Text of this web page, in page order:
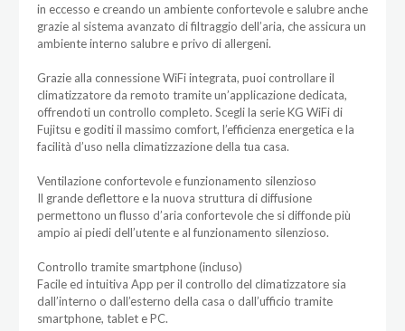
in eccesso e creando un ambiente confortevole e salubre anche
grazie al sistema avanzato di filtraggio dell’aria, che assicura un
ambiente interno salubre e privo di allergeni.
Grazie alla connessione WiFi integrata, puoi controllare il
climatizzatore da remoto tramite un’applicazione dedicata,
offrendoti un controllo completo. Scegli la serie KG WiFi di
Fujitsu e goditi il massimo comfort, l’efficienza energetica e la
facilità d’uso nella climatizzazione della tua casa.
Ventilazione confortevole e funzionamento silenzioso
Il grande deflettore e la nuova struttura di diffusione
permettono un flusso d’aria confortevole che si diffonde più
ampio ai piedi dell’utente e al funzionamento silenzioso.
Controllo tramite smartphone (incluso)
Facile ed intuitiva App per il controllo del climatizzatore sia
dall’interno o dall’esterno della casa o dall’ufficio tramite
smartphone, tablet e PC.